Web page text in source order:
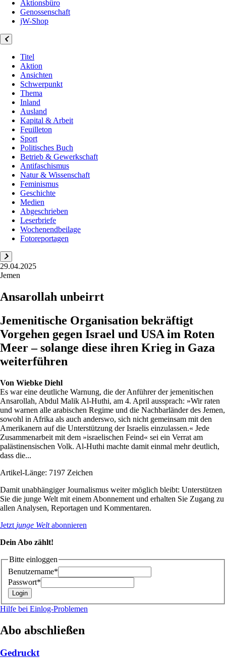
Aktionsbüro
Genossenschaft
jW-Shop
Titel
Aktion
Ansichten
Schwerpunkt
Thema
Inland
Ausland
Kapital & Arbeit
Feuilleton
Sport
Politisches Buch
Betrieb & Gewerkschaft
Antifaschismus
Natur & Wissenschaft
Feminismus
Geschichte
Medien
Abgeschrieben
Leserbriefe
Wochenendbeilage
Fotoreportagen
29.04.2025
Jemen
Ansarollah unbeirrt
Jemenitische Organisation bekräftigt
Vorgehen gegen Israel und USA im Roten
Meer – solange diese ihren Krieg in Gaza
weiterführen
Von Wiebke Diehl
Es war eine deutliche Warnung, die der Anführer der jemenitischen
Ansarollah, Abdul Malik Al-Huthi, am 4. April aussprach: »Wir raten
und warnen alle arabischen Regime und die Nachbarländer des Jemen,
sowohl in Afrika als auch anderswo, sich nicht gemeinsam mit den
Amerikanern auf die Unterstützung der Israelis einzulassen.« Jede
Zusammenarbeit mit dem »israelischen Feind« sei ein Verrat am
palästinensischen Volk. Al-Huthi machte damit einmal mehr deutlich,
dass die...
Artikel-Länge: 7197 Zeichen
Damit unabhängiger Journalismus weiter möglich bleibt: Unterstützen
Sie die junge Welt mit einem Abonnement und erhalten Sie Zugang zu
allen Analysen, Reportagen und Kommentaren.
Jetzt junge Weltabonnieren
Dein Abo zählt!
Bitte einloggen
Benutzername*
Passwort*
Hilfe bei Einlog-Problemen
Abo abschließen
Gedruckt